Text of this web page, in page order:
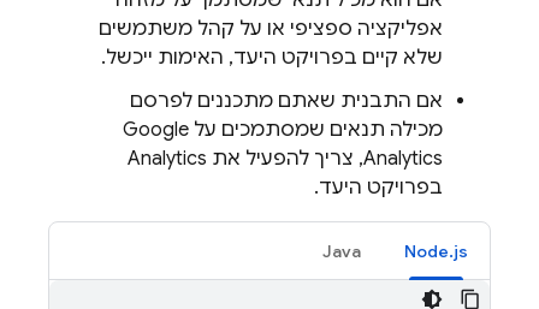
אפליקציה ספציפי או על קהל משתמשים
שלא קיים בפרויקט היעד, האימות ייכשל.
אם התבנית שאתם מתכננים לפרסם
מכילה תנאים שמסתמכים על Google
Analytics, צריך להפעיל את Analytics
בפרויקט היעד.
Node.js
Java